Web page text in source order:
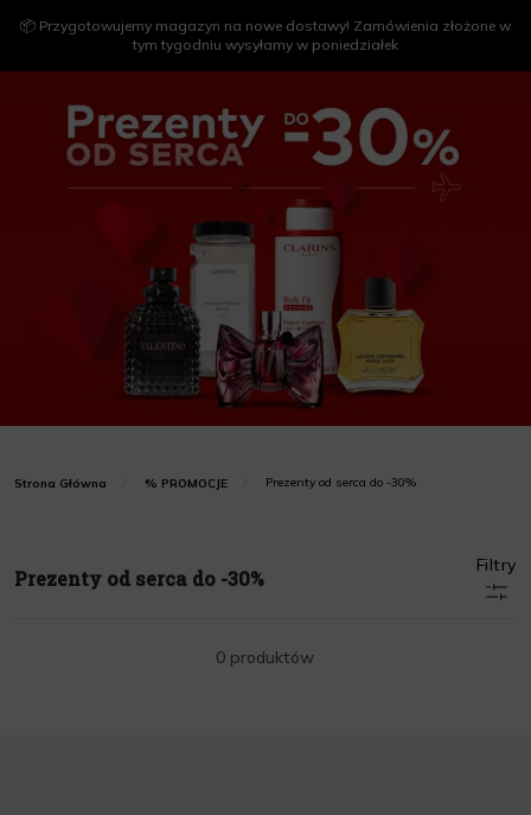
📦 Przygotowujemy magazyn na nowe dostawy! Zamówienia złożone w
tym tygodniu wysyłamy w poniedziałek
Strona Główna % PROMOCJE Prezenty od serca do -30%
Prezenty od serca do -30%
Filtry
0 produktów